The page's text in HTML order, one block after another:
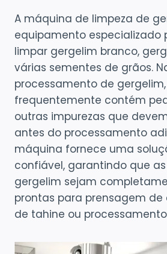
A máquina de limpeza de
equipamento especializado
limpar gergelim branco,
várias sementes de grãos.
processamento de
frequentemente contém
outras impurezas que
antes do processamento
máquina fornece uma
confiável, garantindo que
gergelim sejam
prontas para prensagem de
de tahine ou